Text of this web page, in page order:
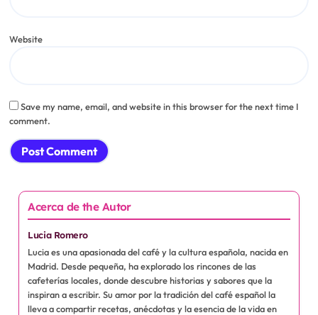
Website
Save my name, email, and website in this browser for the next time I
comment.
Acerca de the Autor
Lucia Romero
Lucia es una apasionada del café y la cultura española, nacida en
Madrid. Desde pequeña, ha explorado los rincones de las
cafeterías locales, donde descubre historias y sabores que la
inspiran a escribir. Su amor por la tradición del café español la
lleva a compartir recetas, anécdotas y la esencia de la vida en